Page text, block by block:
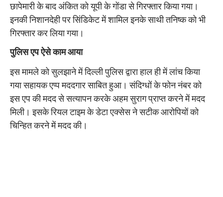
छापेमारी के बाद अंकित को यूपी के गोंडा से गिरफ्तार किया गया।
इनकी निशानदेही पर सिंडिकेट में शामिल इनके साथी तनिष्क को भी
गिरफ्तार कर लिया गया।
पुलिस एप ऐसे काम आया
इस मामले को सुलझाने में दिल्ली पुलिस द्वारा हाल ही में लांच किया
गया सहायक एप्प मददगार साबित हुआ। संदिग्धों के फोन नंबर को
इस एप की मदद से सत्यापन करके अहम सुराग प्राप्त करने में मदद
मिली। इसके रियल टाइम के डेटा एक्सेस ने सटीक आरोपियों को
चिन्हित करने में मदद की।